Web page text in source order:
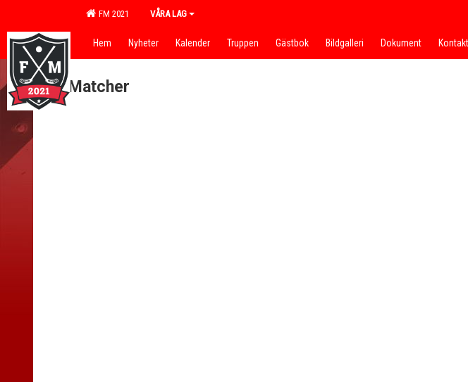
FM 2021 VÅRA LAG
Hem Nyheter Kalender Truppen Gästbok Bildgalleri Dokument Kontakt
Matcher